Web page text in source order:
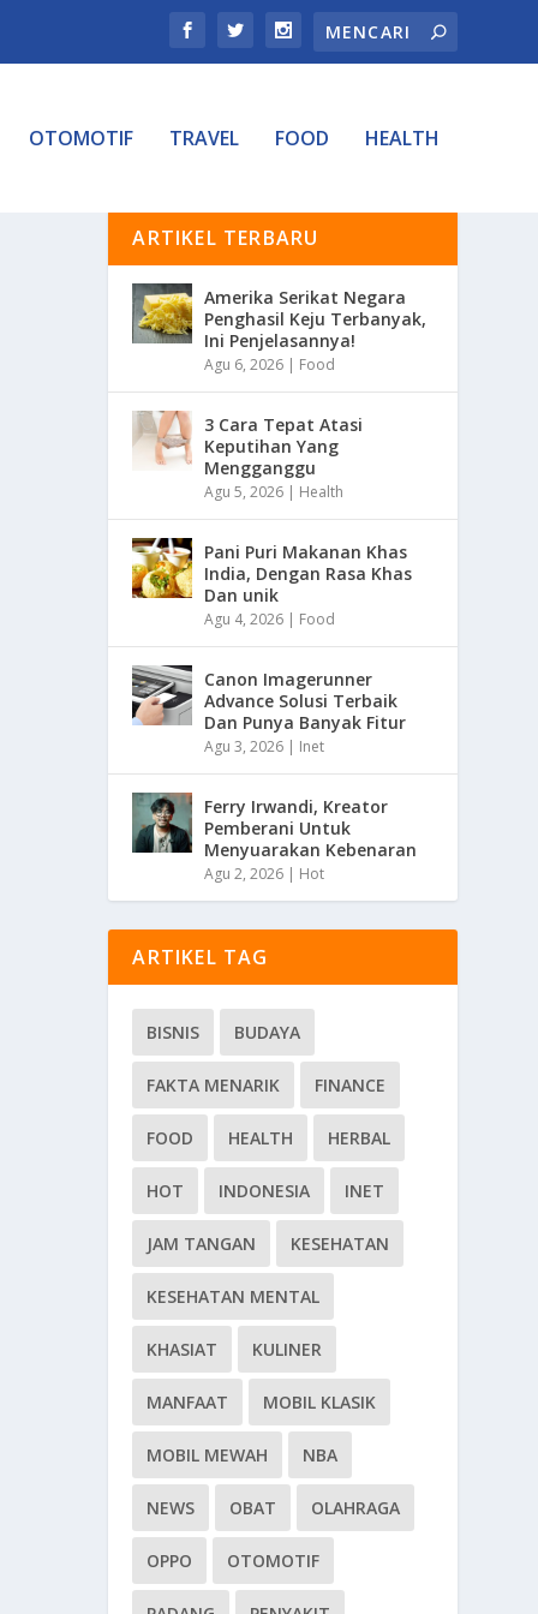
OTOMOTIF TRAVEL FOOD HEALTH
ARTIKEL TERBARU
Amerika Serikat Negara
Penghasil Keju Terbanyak,
Ini Penjelasannya!
Agu 6, 2026 | Food
3 Cara Tepat Atasi
Keputihan Yang
Mengganggu
Agu 5, 2026 | Health
Pani Puri Makanan Khas
India, Dengan Rasa Khas
Dan unik
Agu 4, 2026 | Food
Canon Imagerunner
Advance Solusi Terbaik
Dan Punya Banyak Fitur
Agu 3, 2026 | Inet
Ferry Irwandi, Kreator
Pemberani Untuk
Menyuarakan Kebenaran
Agu 2, 2026 | Hot
ARTIKEL TAG
BISNIS BUDAYA
FAKTA MENARIK FINANCE
FOOD HEALTH HERBAL
HOT INDONESIA INET
JAM TANGAN KESEHATAN
KESEHATAN MENTAL
KHASIAT KULINER
MANFAAT MOBIL KLASIK
MOBIL MEWAH NBA
NEWS OBAT OLAHRAGA
OPPO OTOMOTIF